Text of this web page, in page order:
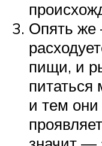
Опять же
пищи, и
и тем